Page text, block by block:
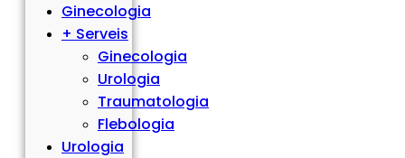
Ginecologia
+ Serveis
Ginecologia
Urologia
Traumatologia
Flebologia
Urologia